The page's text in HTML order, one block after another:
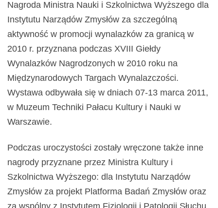
Nagroda Ministra Nauki i Szkolnictwa Wyższego dla
Instytutu Narządów Zmysłów za szczególną
aktywność w promocji wynalazków za granicą w
2010 r. przyznana podczas XVIII Giełdy
Wynalazków Nagrodzonych w 2010 roku na
Międzynarodowych Targach Wynalazczości.
Wystawa odbywała się w dniach 07-13 marca 2011,
w Muzeum Techniki Pałacu Kultury i Nauki w
Warszawie.
Podczas uroczystości zostały wręczone także inne
nagrody przyznane przez Ministra Kultury i
Szkolnictwa Wyższego: dla Instytutu Narządów
Zmysłów za projekt Platforma Badań Zmysłów oraz
za wspólny z Instytutem Fizjologii i Patologii Słuchu